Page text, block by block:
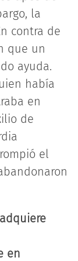
la
contra de
que un
ayuda.
había
en
de
el
en